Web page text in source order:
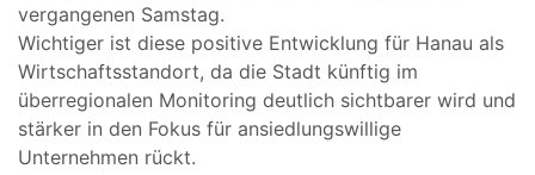
vergangenen Samstag.
Wichtiger ist diese positive Entwicklung für Hanau als
Wirtschaftsstandort, da die Stadt künftig im
überregionalen Monitoring deutlich sichtbarer wird und
stärker in den Fokus für ansiedlungswillige
Unternehmen rückt.